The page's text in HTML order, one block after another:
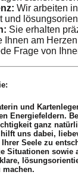
Wir arbeiten
und
Sie erhalten
Ihnen am
Frage von
und
Energiefeldern.
ganz
uns dabei,
Seele zu
Situationen sowie
machen.